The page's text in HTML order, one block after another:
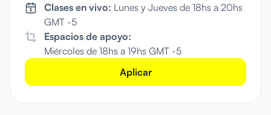
Clases en vivo: Lunes y Jueves de 18hs a 20hs
GMT -5
Espacios de apoyo:
Miércoles de 18hs a 19hs GMT -5
Aplicar